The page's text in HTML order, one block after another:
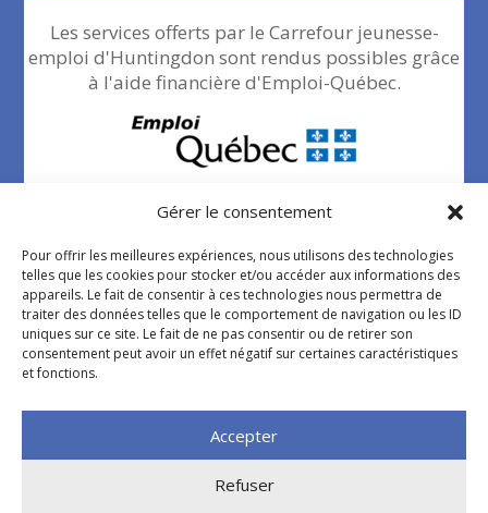
Gérer le consentement
Pour offrir les meilleures expériences, nous utilisons des technologies
telles que les cookies pour stocker et/ou accéder aux informations des
appareils. Le fait de consentir à ces technologies nous permettra de
traiter des données telles que le comportement de navigation ou les ID
uniques sur ce site. Le fait de ne pas consentir ou de retirer son
consentement peut avoir un effet négatif sur certaines caractéristiques
et fonctions.
Accepter
Refuser
Les services offerts par le Carrefour jeunesse-
emploi d'Huntingdon sont rendus possibles grâce
à l'aide financière d'Emploi-Québec.
Politique de confidentialité